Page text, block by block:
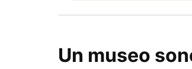
Un museo